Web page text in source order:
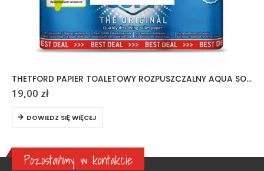
THETFORD PAPIER TOALETOWY ROZPUSZCZALNY AQUA SOFT 6 ROLEK
19,00 zł
DOWIEDZ SIĘ WIĘCEJ
Pozostańmy w kontakcie